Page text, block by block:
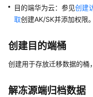
作
流
动
查
重
目的端华为云：参见创建
取创建AK/SK并添加权限。
创建目的端桶
创建用于存放迁移数据的桶
解冻源端归档数据